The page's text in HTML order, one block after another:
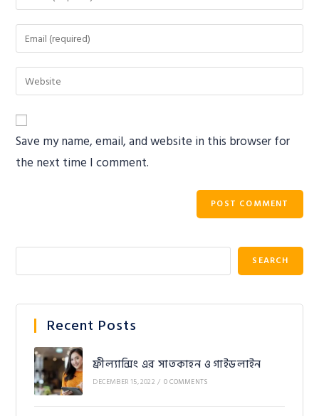
Save my name, email, and website in this browser for
the next time I comment.
SEARCH
Recent Posts
ফ্রীল্যান্সিং এর সাতকাহন ও গাইডলাইন
DECEMBER 15, 2022 / 0 COMMENTS